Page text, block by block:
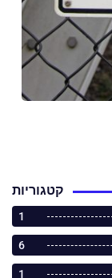
קטגוריות
1
6
1